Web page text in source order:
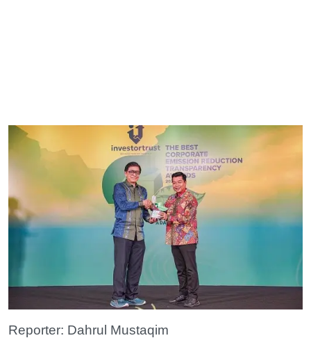
Reporter: Dahrul Mustaqim